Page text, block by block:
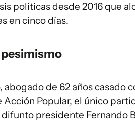
políticas desde 2016 que
en cinco días.
abogado de 62 años casado
Acción Popular, el único
presidente Fernando